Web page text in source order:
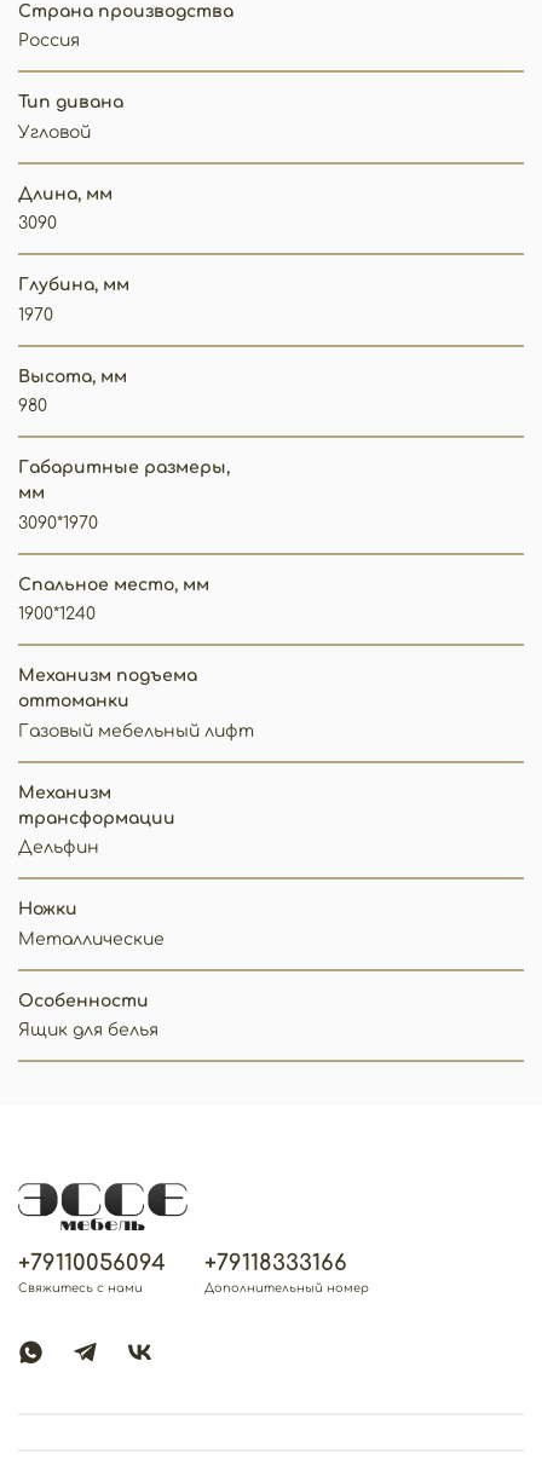
Страна производства
Россия
Тип дивана
Угловой
Длина, мм
3090
Глубина, мм
1970
Высота, мм
980
Габаритные размеры,
мм
3090*1970
Спальное место, мм
1900*1240
Механизм подъема
оттоманки
Газовый мебельный лифт
Механизм
трансформации
Дельфин
Ножки
Металлические
Особенности
Ящик для белья
+79110056094
Свяжитесь с нами
+79118333166
Дополнительный номер